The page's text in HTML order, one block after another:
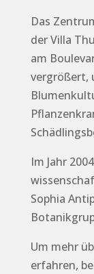
Das
der Villa
am
vergrößert,
Im Jahr
Sophia
Um mehr
erfahren,